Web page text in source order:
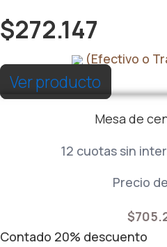
$272.147
(Efectivo o
Ver producto
Mesa de
12 cuotas sin
Precio
$
Contado 20% descuento